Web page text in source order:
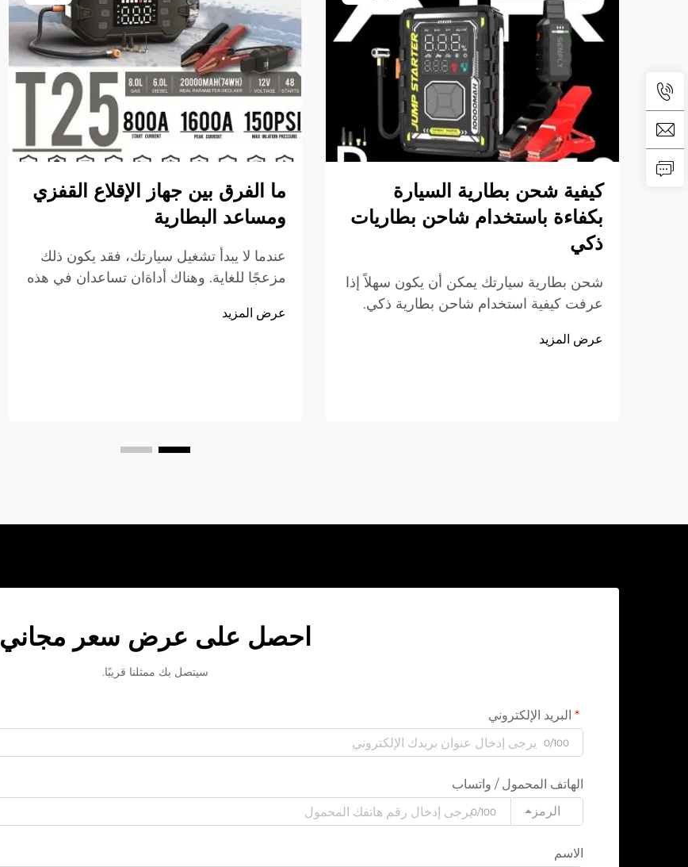
كيفية شحن بطارية السيارة
بكفاءة باستخدام شاحن بطاريات
ذكي
شحن بطارية سيارتك يمكن أن يكون سهلاً إذا
عرفت كيفية استخدام شاحن بطارية ذكي.
شحن البطارية بسرعة وأمان. وبعلامة تجارية
عرض المزيد
ما الفرق بين جهاز الإقلاع القفزي
ومساعد البطارية
عندما لا يبدأ تشغيل سيارتك، فقد يكون ذلك
مزعجًا للغاية. وهناك أداةان تساعدان في هذه
البطارية. ويظنّ كثير من الناس أنَّهما متماثلان،
عرض المزيد
احصل على عرض سعر مجاني
سيتصل بك ممثلنا قريبًا.
البريد الإلكتروني
0/100
الهاتف المحمول / واتساب
الرمز
0/100
الاسم